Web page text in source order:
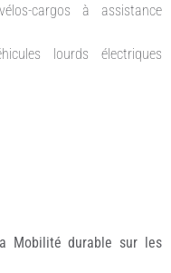
cargos à assistance
lourds électriques
Mobilité durable sur les